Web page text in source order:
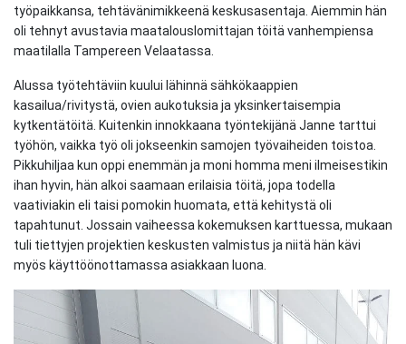
työpaikkansa, tehtävänimikkeenä keskusasentaja. Aiemmin hän
oli tehnyt avustavia maatalouslomittajan töitä vanhempiensa
maatilalla Tampereen Velaatassa.
Alussa työtehtäviin kuului lähinnä sähkökaappien
kasailua/rivitystä, ovien aukotuksia ja yksinkertaisempia
kytkentätöitä. Kuitenkin innokkaana työntekijänä Janne tarttui
työhön, vaikka työ oli jokseenkin samojen työvaiheiden toistoa.
Pikkuhiljaa kun oppi enemmän ja moni homma meni ilmeisestikin
ihan hyvin, hän alkoi saamaan erilaisia töitä, jopa todella
vaativiakin eli taisi pomokin huomata, että kehitystä oli
tapahtunut. Jossain vaiheessa kokemuksen karttuessa, mukaan
tuli tiettyjen projektien keskusten valmistus ja niitä hän kävi
myös käyttöönottamassa asiakkaan luona.